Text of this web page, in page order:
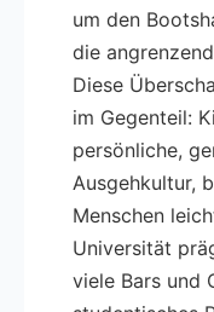
um den
die
Diese
im Gegenteil:
persönliche,
Ausgehkultur,
Menschen
Universität
viele Bars und